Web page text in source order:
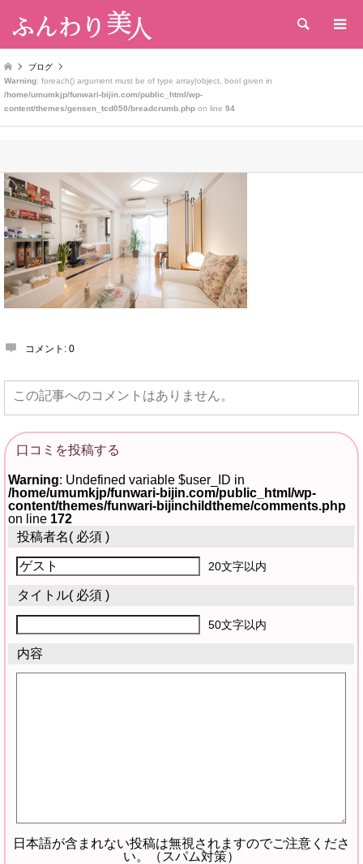
検索
ブログ
Warning: foreach() argument must be of type array|object, bool given in
/home/umumkjp/funwari-bijin.com/public_html/wp-
content/themes/gensen_tcd050/breadcrumb.php on line 94
コメント: 0
この記事へのコメントはありません。
口コミを投稿する
Warning : Undefined variable $user_ID in
/home/umumkjp/funwari-bijin.com/public_html/wp-
content/themes/funwari-bijinchildtheme/comments.php
on line 172
投稿者名( 必須 )
20文字以内
タイトル( 必須 )
50文字以内
内容
日本語が含まれない投稿は無視されますのでご注意くださ
い。（スパム対策）